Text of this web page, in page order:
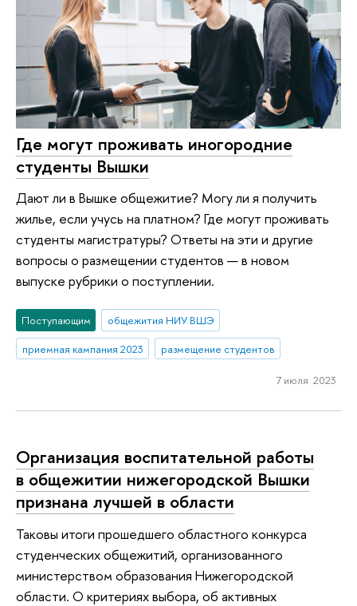
Где могут проживать иногородние
студенты Вышки
Дают ли в Вышке общежитие? Могу ли я получить
жилье, если учусь на платном? Где могут проживать
студенты магистратуры? Ответы на эти и другие
вопросы о размещении студентов — в новом
выпуске рубрики о поступлении.
Поступающим
общежития НИУ ВШЭ
приемная кампания 2023
размещение студентов
7 июля 2023
Организация воспитательной работы
в общежитии нижегородской Вышки
признана лучшей в области
Таковы итоги прошедшего областного конкурса
студенческих общежитий, организованного
министерством образования Нижегородской
области. О критериях выбора, об активных